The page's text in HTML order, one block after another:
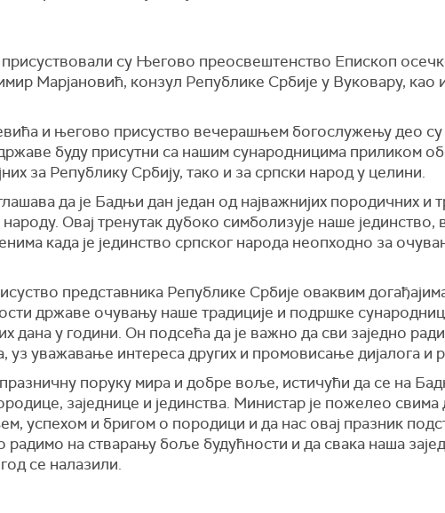
присуствовали су Његово преосвештенство Епископ
Марјановић, конзул Републике Србије у Вуковару, као
и његово присуство вечерашњем богослужењу део
буду присутни са нашим сународницима приликом
за Републику Србију, тако и за српски народ у целини.
да је Бадњи дан један од најважнијих породичних и
Овај тренутак дубоко симболизује наше јединство,
када је јединство српског народа неопходно за
представника Републике Србије оваквим
државе очувању наше традиције и подршке
дана у години. Он подсећа да је важно да сви заједно
уз уважавање интереса других и промовисање дијалога и
поруку мира и добре воље, истичући да се на
заједнице и јединства. Министар је пожелео свима
успехом и бригом о породици и да нас овај празник
радимо на стварању боље будућности и да свака наша
се налазили.